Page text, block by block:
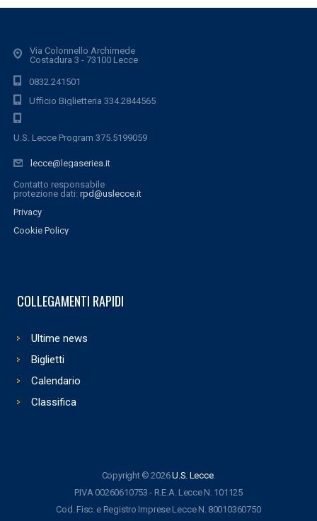
Via Colonnello Archimede
Costadura 3 - 73100 Lecce
0832.241501
Ufficio Biglietteria 334.2844565
U.S. Lecce Program 375.5199059
lecce@legaseriea.it
Contatto responsabile
protezione dati: rpd@uslecce.it
Privacy
Cookie Policy
COLLEGAMENTI RAPIDI
Ultime news
Biglietti
Calendario
Classifica
Copyright © 2026U.S. Lecce.
P.IVA 00260610753 - R.E.A. Lecce N. 101125
Cod. Fisc. e Registro Imprese Lecce N. 80010360750